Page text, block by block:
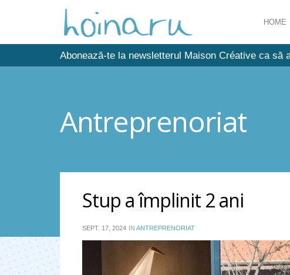
HOME
Abonează-te la newsletterul Maison Créative ca să
Antreprenoriat
Stup a împlinit 2 ani
SEPT. 17, 2024 IN ANTREPRENORIAT